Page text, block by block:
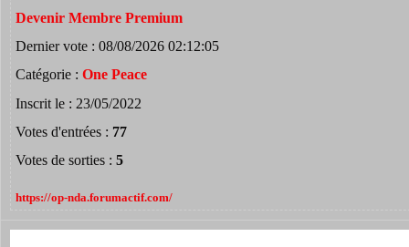
Devenir Membre Premium
Dernier vote : 08/08/2026 02:12:05
Catégorie : One Peace
Inscrit le : 23/05/2022
Votes d'entrées : 77
Votes de sorties : 5
https://op-nda.forumactif.com/